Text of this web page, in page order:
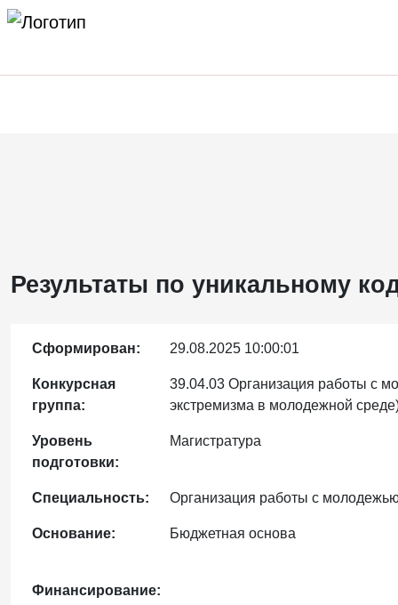
Результаты по уникальному
Сформирован: 29.08.2025 10:00:01
Конкурсная
группа:
39.04.03 Организация работы с
экстремизма в молодежной
Уровень
подготовки:
Магистратура
Специальность: Организация работы с
Основание: Бюджетная основа
Финансирование: